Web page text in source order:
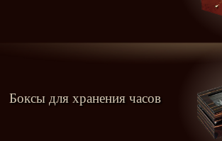
Боксы для хранения часов